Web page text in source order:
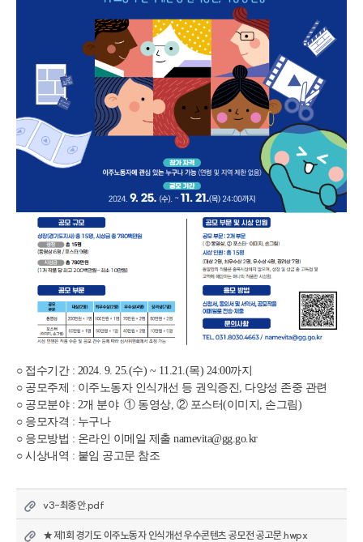
○ 접수기간 : 2024. 9. 25.(수) ~ 11.21.(목) 24:00까지
○ 공모주제 : 이주노동자 인식개선 등 권익증진, 다양성 존중 관련
○ 공모분야 : 2개 분야  ① 동영상, ② 포스터(이미지, 손그림)
○ 응모자격 : 누구나
○ 응모방법 : 온라인 이메일 제출 namevita@gg.go.kr
○ 시상내역 : 붙임 공고문 참조
v3-최종안.pdf
★제1회 경기도 이주노동자 인식개선 우수콘텐츠 공모전 공고문.hwpx